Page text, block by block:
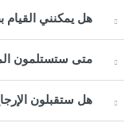
هل يمكنني القيام
متى ستستلمون
هل ستقبلون